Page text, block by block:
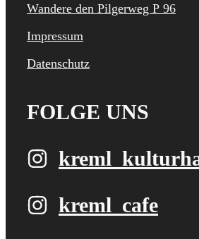
Wandere den Pilgerweg P 96
Impressum
Datenschutz
FOLGE UNS
kreml_cafe